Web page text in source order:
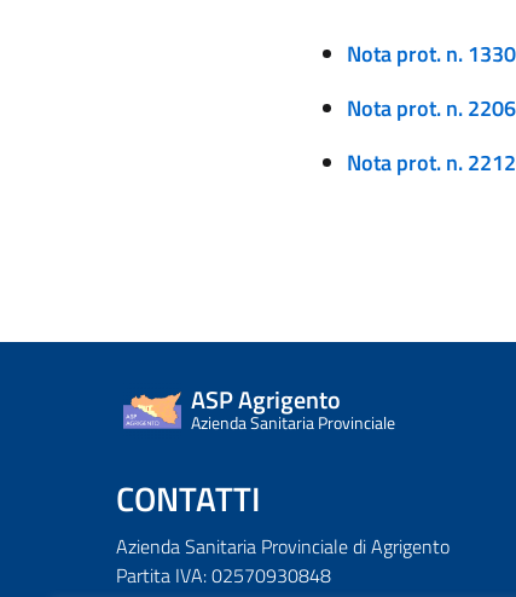
Nota prot. n.
Nota prot. n.
Nota prot. n.
ASP Agrigento
Azienda Sanitaria Provinciale
CONTATTI
Azienda Sanitaria Provinciale di Agrigento
Partita IVA: 02570930848